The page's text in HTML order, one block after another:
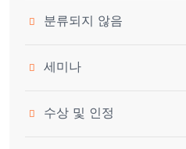
분류되지 않음
세미나
수상 및 인정